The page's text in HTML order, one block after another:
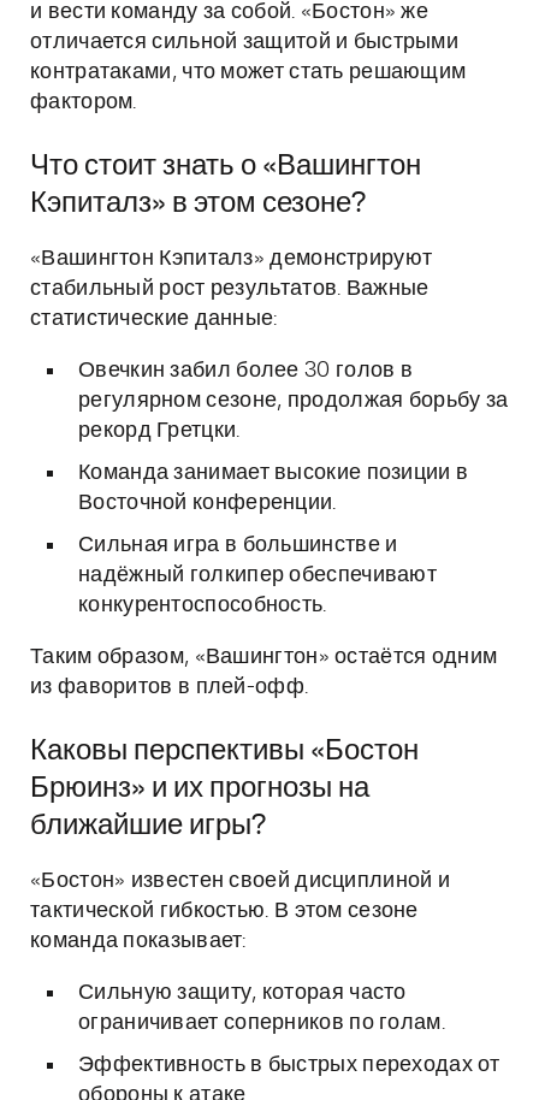
и вести команду за собой. «Бостон» же
отличается сильной защитой и быстрыми
контратаками, что может стать решающим
фактором.
Что стоит знать о «Вашингтон
Кэпиталз» в этом сезоне?
«Вашингтон Кэпиталз» демонстрируют
стабильный рост результатов. Важные
статистические данные:
Овечкин забил более 30 голов в
регулярном сезоне, продолжая борьбу за
рекорд Гретцки.
Команда занимает высокие позиции в
Восточной конференции.
Сильная игра в большинстве и
надёжный голкипер обеспечивают
конкурентоспособность.
Таким образом, «Вашингтон» остаётся одним
из фаворитов в плей-офф.
Каковы перспективы «Бостон
Брюинз» и их прогнозы на
ближайшие игры?
«Бостон» известен своей дисциплиной и
тактической гибкостью. В этом сезоне
команда показывает:
Сильную защиту, которая часто
ограничивает соперников по голам.
Эффективность в быстрых переходах от
обороны к атаке.